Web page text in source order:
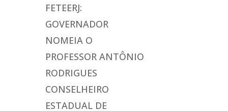
FETEERJ:
GOVERNADOR
NOMEIA O
PROFESSOR ANTÔNIO
RODRIGUES
CONSELHEIRO
ESTADUAL DE